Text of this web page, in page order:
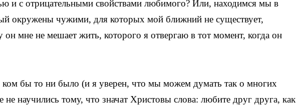
и с отрицательными свойствами любимого? Или, находимся мы в
окружены чужими, для которых мой ближний не существует,
мне не мешает жить, которого я отвергаю в тот момент, когда он
бы то ни было (и я уверен, что мы можем думать так о многих
научились тому, что значат Христовы слова: любите друг друга, как